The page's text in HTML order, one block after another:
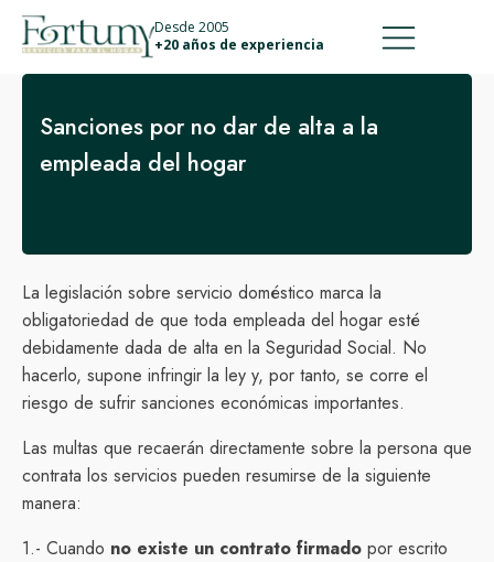
911 887 226
Desde 2005
+20 años de experiencia
Sanciones por no dar de alta a la
empleada del hogar
La legislación sobre servicio doméstico marca la
obligatoriedad de que toda empleada del hogar esté
debidamente dada de alta en la Seguridad Social. No
hacerlo, supone infringir la ley y, por tanto, se corre el
riesgo de sufrir sanciones económicas importantes.
Las multas que recaerán directamente sobre la persona que
contrata los servicios pueden resumirse de la siguiente
manera:
1.- Cuando no existe un contrato firmado por escrito